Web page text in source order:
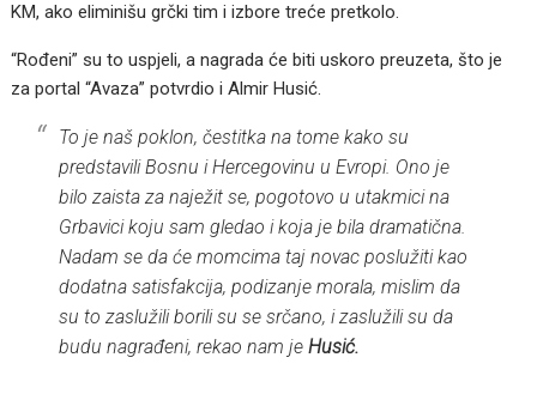
KM, ako eliminišu grčki tim i izbore treće pretkolo.
“Rođeni” su to uspjeli, a nagrada će biti uskoro preuzeta, što je
za portal “Avaza” potvrdio i Almir Husić.
To je naš poklon, čestitka na tome kako su
predstavili Bosnu i Hercegovinu u Evropi. Ono je
bilo zaista za naježit se, pogotovo u utakmici na
Grbavici koju sam gledao i koja je bila dramatična.
Nadam se da će momcima taj novac poslužiti kao
dodatna satisfakcija, podizanje morala, mislim da
su to zaslužili borili su se srčano, i zaslužili su da
budu nagrađeni, rekao nam jeHusić.